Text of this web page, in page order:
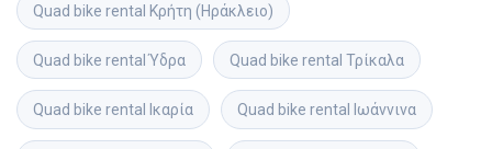
Quad bike rental Κρήτη (Ηράκλειο)
Quad bike rental Ύδρα Quad bike rental Τρίκαλα
Quad bike rental Ικαρία Quad bike rental Ιωάννινα